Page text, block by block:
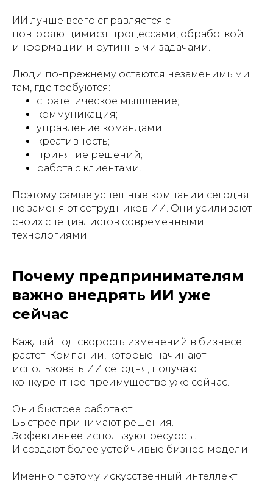
ИИ лучше всего справляется с
повторяющимися процессами, обработкой
информации и рутинными задачами.
Люди по-прежнему остаются незаменимыми
там, где требуются:
стратегическое мышление;
коммуникация;
управление командами;
креативность;
принятие решений;
работа с клиентами.
Поэтому самые успешные компании сегодня
не заменяют сотрудников ИИ. Они усиливают
своих специалистов современными
технологиями.
Почему предпринимателям
важно внедрять ИИ уже
сейчас
Каждый год скорость изменений в бизнесе
растет. Компании, которые начинают
использовать ИИ сегодня, получают
конкурентное преимущество уже сейчас.
Они быстрее работают.
Быстрее принимают решения.
Эффективнее используют ресурсы.
И создают более устойчивые бизнес-модели.
Именно поэтому искусственный интеллект